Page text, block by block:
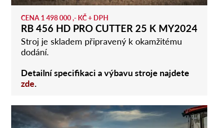
CENA 1 498 000 ,- KČ + DPH
RB 456 HD PRO CUTTER 25 K MY2024
Stroj je skladem připravený k okamžitému
dodání.
Detailní specifikaci a výbavu stroje najdete
zde.